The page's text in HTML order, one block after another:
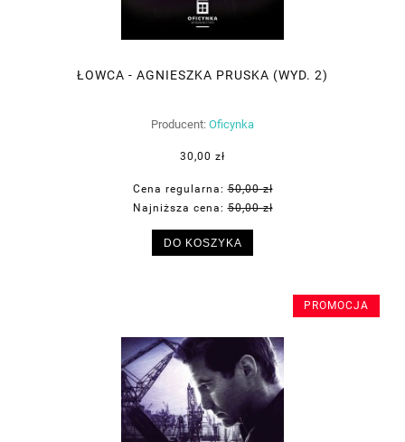
ŁOWCA - AGNIESZKA PRUSKA (WYD. 2)
Producent: Oficynka
30,00 zł
Cena regularna:50,00 zł
Najniższa cena:50,00 zł
DO KOSZYKA
PROMOCJA